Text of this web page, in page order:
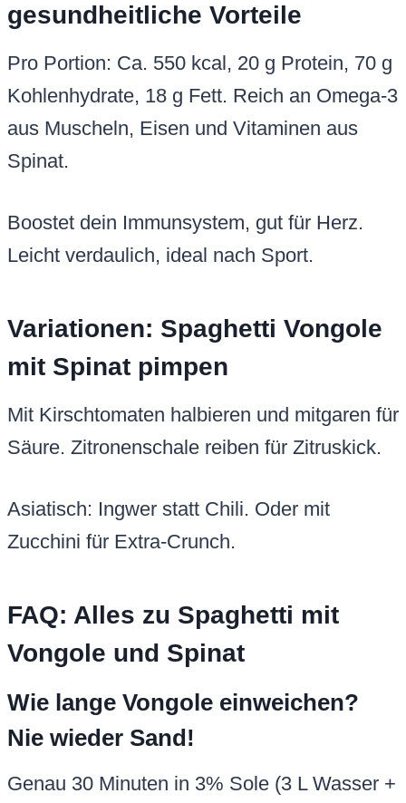
gesundheitliche Vorteile
Pro Portion: Ca. 550 kcal, 20 g Protein, 70 g
Kohlenhydrate, 18 g Fett. Reich an Omega-3
aus Muscheln, Eisen und Vitaminen aus
Spinat.
Boostet dein Immunsystem, gut für Herz.
Leicht verdaulich, ideal nach Sport.
Variationen: Spaghetti Vongole
mit Spinat pimpen
Mit Kirschtomaten halbieren und mitgaren für
Säure. Zitronenschale reiben für Zitruskick.
Asiatisch: Ingwer statt Chili. Oder mit
Zucchini für Extra-Crunch.
FAQ: Alles zu Spaghetti mit
Vongole und Spinat
Wie lange Vongole einweichen?
Nie wieder Sand!
Genau 30 Minuten in 3% Sole (3 L Wasser +